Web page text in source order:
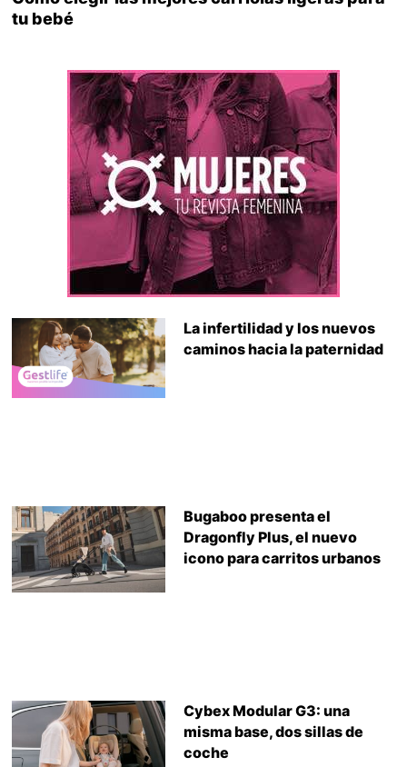
tu bebé
La infertilidad y los nuevos
caminos hacia la paternidad
Bugaboo presenta el
Dragonfly Plus, el nuevo
icono para carritos urbanos
Cybex Modular G3: una
misma base, dos sillas de
coche